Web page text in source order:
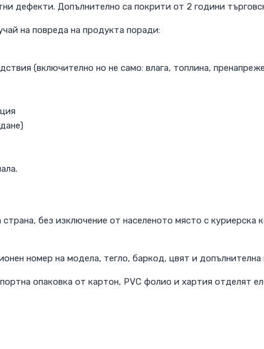
дефекти. Допълнително са покрити от 2 години
на повреда на продукта поради:
(включително но не само: влага, топлина,
без изключение от населеното място с
номер на модела, тегло, баркод, цвят и
опаковка от картон, PVC фолио и хартия отделят